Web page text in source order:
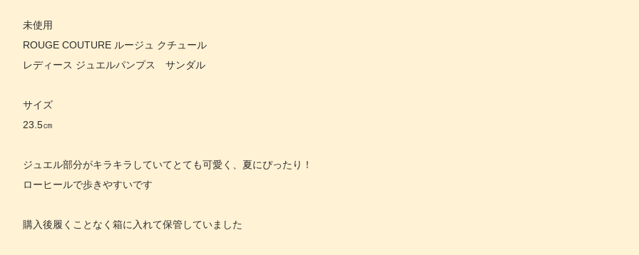
未使用
ROUGE COUTURE ルージュ クチュール
レディース ジュエルパンプス サンダル
サイズ
23.5㎝
ジュエル部分がキラキラしていてとても可愛く、夏にぴったり！
ローヒールで歩きやすいです
購入後履くことなく箱に入れて保管していました